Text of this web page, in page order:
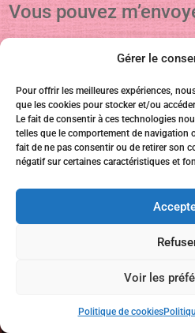
Gérer le
Pour offrir les meilleures expériences,
que les cookies pour stocker et/ou
Le fait de consentir à ces technologies
telles que le comportement de navigation
fait de ne pas consentir ou de retirer son
négatif sur certaines caractéristiques et
Voir les
Politique de cookies
Vous pouvez
Merci à Lulu d’avoir